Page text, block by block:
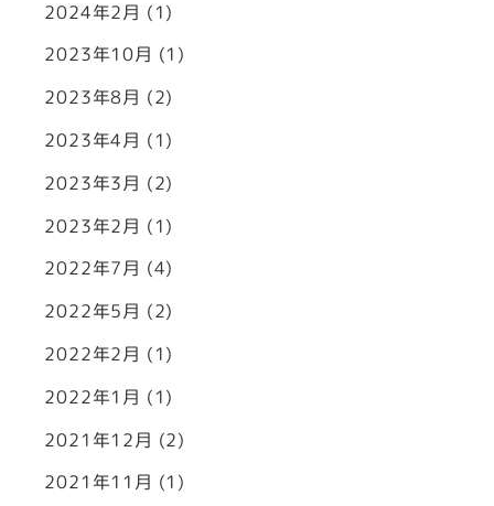
2024年2月 (1)
2023年10月 (1)
2023年8月 (2)
2023年4月 (1)
2023年3月 (2)
2023年2月 (1)
2022年7月 (4)
2022年5月 (2)
2022年2月 (1)
2022年1月 (1)
2021年12月 (2)
2021年11月 (1)